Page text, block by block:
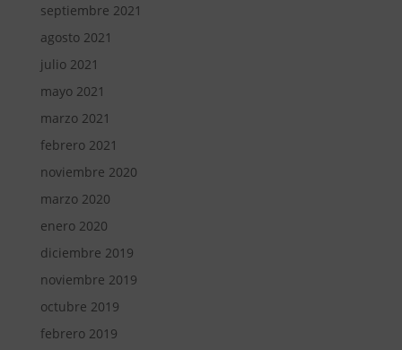
septiembre 2021
agosto 2021
julio 2021
mayo 2021
marzo 2021
febrero 2021
noviembre 2020
marzo 2020
enero 2020
diciembre 2019
noviembre 2019
octubre 2019
febrero 2019